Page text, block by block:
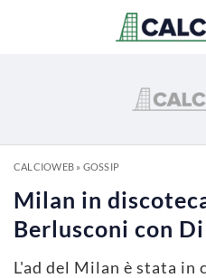
CALCIOWEB» GOSSIP
Milan in
Berlusconi con
L'ad del Milan è stata